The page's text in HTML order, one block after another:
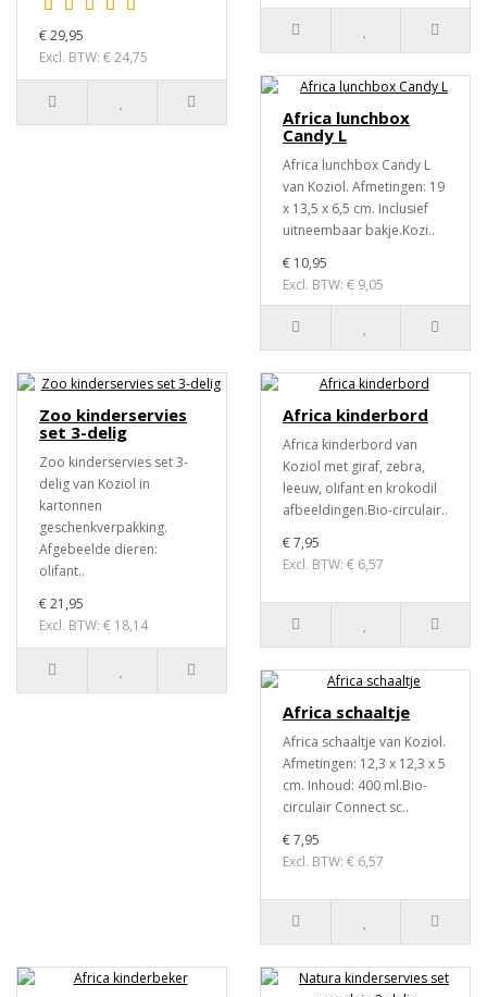
€ 29,95
Excl. BTW: € 24,75
Africa lunchbox
Candy L
Africa lunchbox Candy L
van Koziol. Afmetingen: 19
x 13,5 x 6,5 cm. Inclusief
uitneembaar bakje.Kozi..
€ 10,95
Excl. BTW: € 9,05
Zoo kinderservies
set 3-delig
Zoo kinderservies set 3-
delig van Koziol in
kartonnen
geschenkverpakking.
Afgebeelde dieren:
olifant..
€ 21,95
Excl. BTW: € 18,14
Africa kinderbord
Africa kinderbord van
Koziol met giraf, zebra,
leeuw, olifant en krokodil
afbeeldingen.Bio-circulair..
€ 7,95
Excl. BTW: € 6,57
Africa schaaltje
Africa schaaltje van Koziol.
Afmetingen: 12,3 x 12,3 x 5
cm. Inhoud: 400 ml.Bio-
circulair Connect sc..
€ 7,95
Excl. BTW: € 6,57